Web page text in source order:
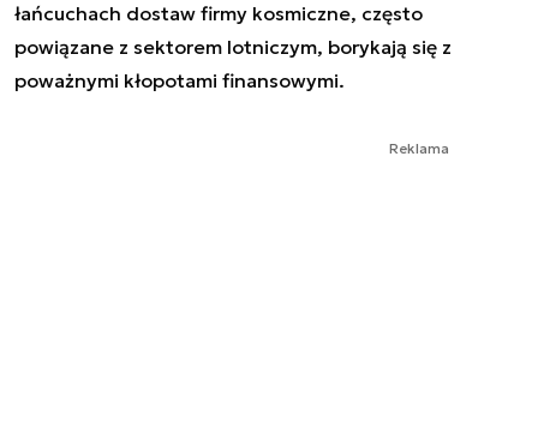
łańcuchach dostaw firmy kosmiczne, często
powiązane z sektorem lotniczym, borykają się z
poważnymi kłopotami finansowymi.
Reklama